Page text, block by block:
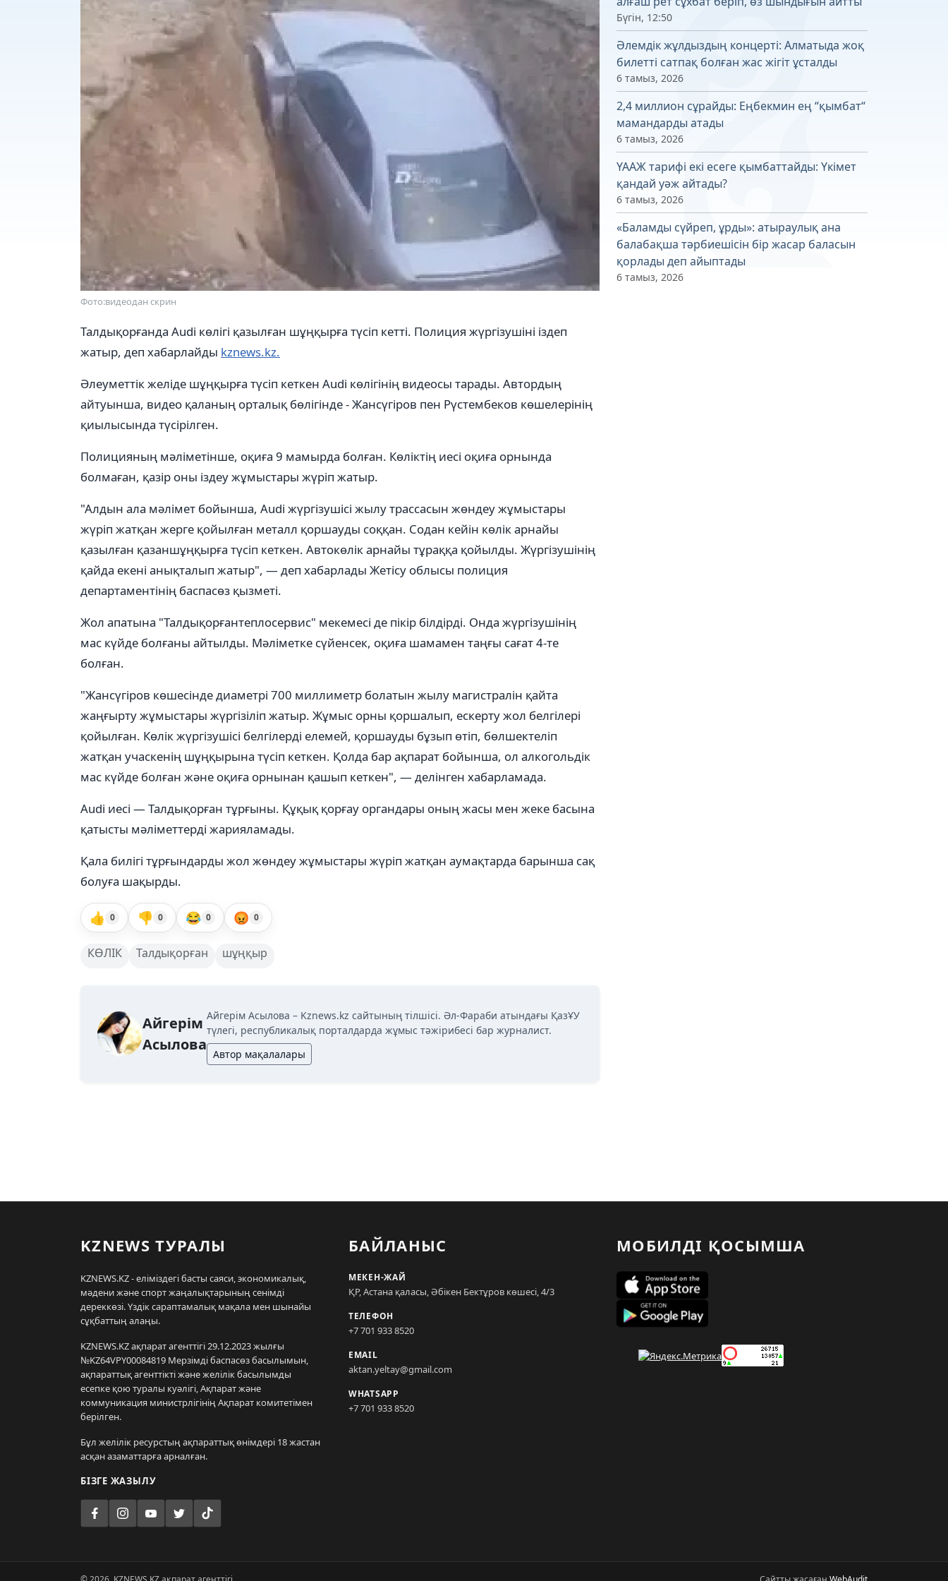
Фото:видеодан скрин
Талдықорғанда Audi көлігі қазылған шұңқырға түсіп кетті. Полиция жүргізушіні іздеп
жатыр, деп хабарлайды kznews.kz.
Әлеуметтік желіде шұңқырға түсіп кеткен Audi көлігінің видеосы тарады. Автордың
айтуынша, видео қаланың орталық бөлігінде - Жансүгіров пен Рүстембеков көшелерінің
қиылысында түсірілген.
Полицияның мәліметінше, оқиға 9 мамырда болған. Көліктің иесі оқиға орнында
болмаған, қазір оны іздеу жұмыстары жүріп жатыр.
"Алдын ала мәлімет бойынша, Audi жүргізушісі жылу трассасын жөндеу жұмыстары
жүріп жатқан жерге қойылған металл қоршауды соққан. Содан кейін көлік арнайы
қазылған қазаншұңқырға түсіп кеткен. Автокөлік арнайы тұраққа қойылды. Жүргізушінің
қайда екені анықталып жатыр", — деп хабарлады Жетісу облысы полиция
департаментінің баспасөз қызметі.
Жол апатына "Талдықорғантеплосервис" мекемесі де пікір білдірді. Онда жүргізушінің
мас күйде болғаны айтылды. Мәліметке сүйенсек, оқиға шамамен таңғы сағат 4-те
болған.
"Жансүгіров көшесінде диаметрі 700 миллиметр болатын жылу магистралін қайта
жаңғырту жұмыстары жүргізіліп жатыр. Жұмыс орны қоршалып, ескерту жол белгілері
қойылған. Көлік жүргізушісі белгілерді елемей, қоршауды бұзып өтіп, бөлшектеліп
жатқан учаскенің шұңқырына түсіп кеткен. Қолда бар ақпарат бойынша, ол алкогольдік
мас күйде болған және оқиға орнынан қашып кеткен", — делінген хабарламада.
Audi иесі — Талдықорған тұрғыны. Құқық қорғау органдары оның жасы мен жеке басына
қатысты мәліметтерді жарияламады.
Қала билігі тұрғындарды жол жөндеу жұмыстары жүріп жатқан аумақтарда барынша сақ
болуға шақырды.
👍 0 👎 0 😂 0 😡 0
КӨЛІК Талдықорған шұңқыр
Айгерім
Асылова
Айгерім Асылова – Kznews.kz сайтының тілшісі. Әл-Фараби атындағы ҚазҰУ
түлегі, республикалық порталдарда жұмыс тәжірибесі бар журналист.
Автор мақалалары
Бүгін, 12:50
Әлемдік жұлдыздың концерті: Алматыда жоқ
билетті сатпақ болған жас жігіт ұсталды
6 тамыз, 2026
2,4 миллион сұрайды: Еңбекмин ең “қымбат“
мамандарды атады
6 тамыз, 2026
ҮААЖ тарифі екі есеге қымбаттайды: Үкімет
қандай уәж айтады?
6 тамыз, 2026
«Баламды сүйреп, ұрды»: атыраулық ана
балабақша тәрбиешісін бір жасар баласын
қорлады деп айыптады
6 тамыз, 2026
KZNEWS ТУРАЛЫ
KZNEWS.KZ - еліміздегі басты саяси, экономикалық,
мәдени және спорт жаңалықтарының сенімді
дереккөзі. Үздік сараптамалық мақала мен шынайы
сұқбаттың алаңы.
KZNEWS.KZ ақпарат агенттігі 29.12.2023 жылғы
№KZ64VPY00084819 Мерзімді баспасөз басылымын,
ақпараттық агенттікті және желілік басылымды
есепке қою туралы куәлігі, Ақпарат және
коммуникация министрлігінің Ақпарат комитетімен
берілген.
Бұл желілік ресурстың ақпараттық өнімдері 18 жастан
асқан азаматтарға арналған.
БІЗГЕ ЖАЗЫЛУ
БАЙЛАНЫС
МЕКЕН-ЖАЙ
ҚР, Астана қаласы, Әбікен Бектұров көшесі, 4/3
ТЕЛЕФОН
+7 701 933 8520
EMAIL
aktan.yeltay@gmail.com
WHATSAPP
+7 701 933 8520
МОБИЛДІ ҚОСЫМША